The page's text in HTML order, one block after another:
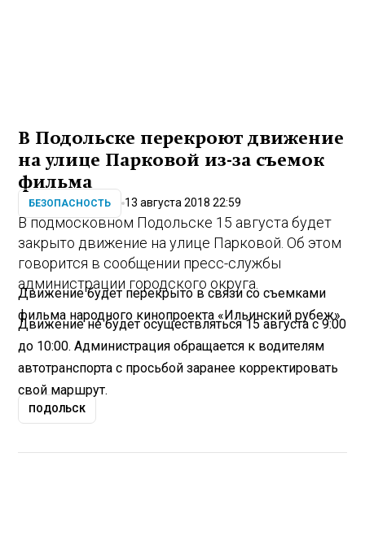
В Подольске перекроют движение
на улице Парковой из-за съемок
фильма
БЕЗОПАСНОСТЬ 13 августа 2018 22:59
В подмосковном Подольске 15 августа будет
закрыто движение на улице Парковой. Об этом
говорится в сообщении пресс-службы
администрации городского округа.
Движение будет перекрыто в связи со съемками
фильма народного кинопроекта «Ильинский рубеж».
Движение не будет осуществляться 15 августа с 9:00
до 10:00. Администрация обращается к водителям
автотранспорта с просьбой заранее корректировать
свой маршрут.
ПОДОЛЬСК